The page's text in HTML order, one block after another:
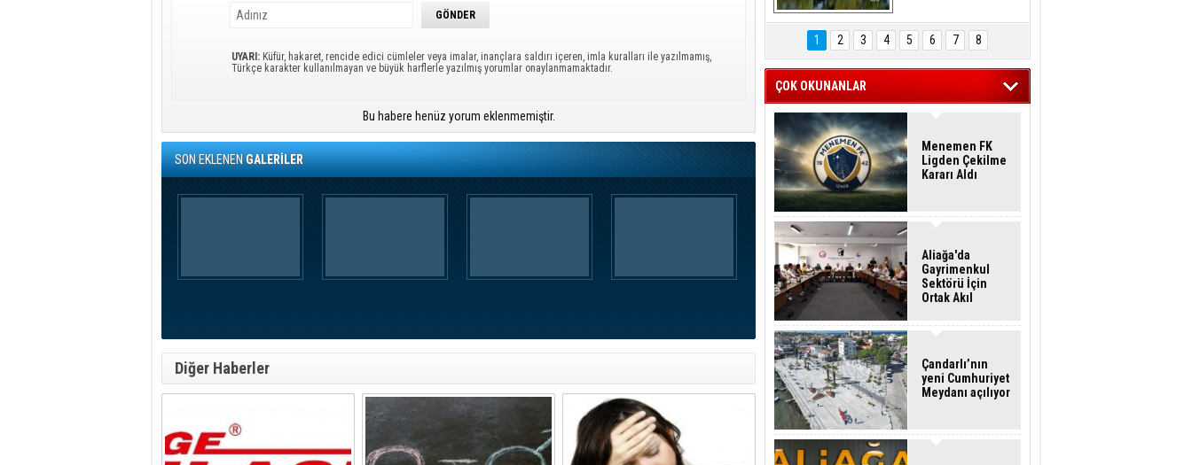
UYARI: Küfür, hakaret, rencide edici cümleler veya imalar, inançlara saldırı içeren, imla kuralları ile yazılmamış,
Türkçe karakter kullanılmayan ve büyük harflerle yazılmış yorumlar onaylanmamaktadır.
Bu habere henüz yorum eklenmemiştir.
SON EKLENENGALERİLER
Diğer Haberler
Hasan Eser'in
Objektifinden
1 2 3 4 5 6 7 8
ÇOK OKUNANLAR
Menemen FK
Ligden Çekilme
Kararı Aldı
Aliağa'da
Gayrimenkul
Sektörü İçin
Ortak Akıl
Çandarlı’nın
yeni Cumhuriyet
Meydanı açılıyor